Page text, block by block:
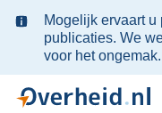
Ter
informatie:
Mogelijk ervaart u
publicaties. We
voor het ongemak.